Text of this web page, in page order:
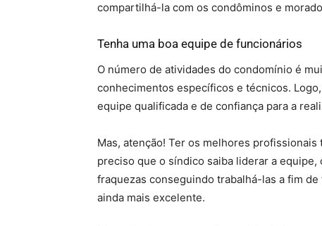
compartilhá-la com os condôminos e
Tenha uma boa equipe de funcionários
O número de atividades do condomínio é
conhecimentos específicos e técnicos.
equipe qualificada e de confiança para a
Mas, atenção! Ter os melhores
preciso que o síndico saiba liderar a
fraquezas conseguindo trabalhá-las a fim
ainda mais excelente.